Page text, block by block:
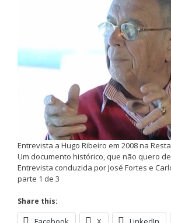
Entrevista a Hugo Ribeiro em 2008 na
Um documento histórico, que não quero
Entrevista conduzida por José Fortes e
parte 1 de 3
Share this: